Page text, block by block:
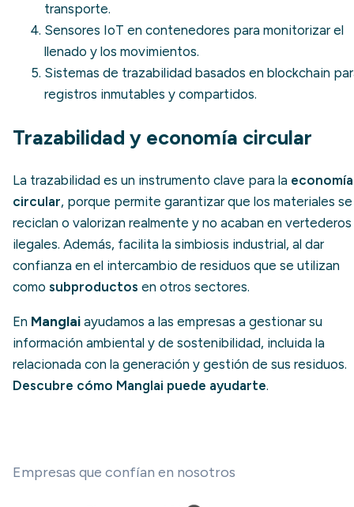
transporte.
Sensores IoT en contenedores para monitorizar el
llenado y los movimientos.
Sistemas de trazabilidad basados en blockchain
registros inmutables y compartidos.
Trazabilidad y economía circular
La trazabilidad es un instrumento clave para la economía
circular, porque permite garantizar que los materiales se
reciclan o valorizan realmente y no acaban en vertederos
ilegales. Además, facilita la simbiosis industrial, al dar
confianza en el intercambio de residuos que se utilizan
como subproductos en otros sectores.
En Manglai ayudamos a las empresas a gestionar su
información ambiental y de sostenibilidad, incluida la
relacionada con la generación y gestión de sus residuos.
Descubre cómo Manglai puede ayudarte.
Empresas que confían en nosotros